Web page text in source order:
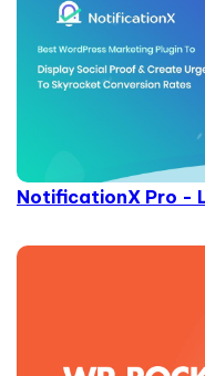
NotificationX Pro -